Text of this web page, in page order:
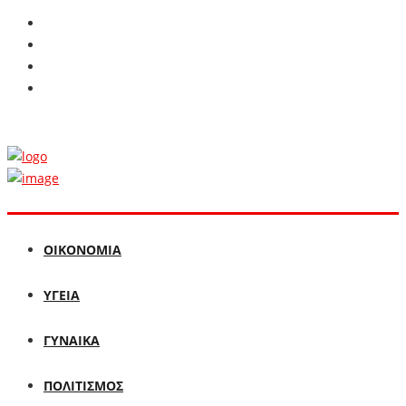
ΟΙΚΟΝΟΜΙΑ
ΥΓΕΙΑ
ΓΥΝΑΙΚΑ
ΠΟΛΙΤΙΣΜΟΣ